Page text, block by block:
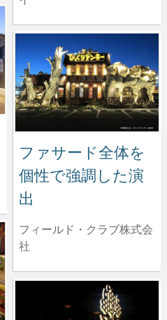
ファサード全体を
個性で強調した演
出
フィールド・クラブ株式会
社